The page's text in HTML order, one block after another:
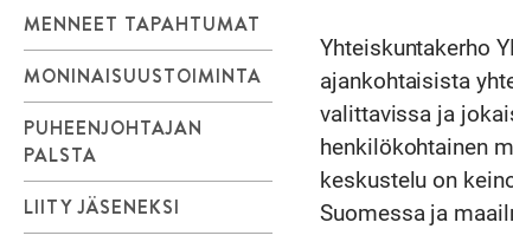
MENNEET TAPAHTUMAT
MONINAISUUSTOIMINTA
PUHEENJOHTAJAN
PALSTA
LIITY JÄSENEKSI
Yhteiskuntakerho
ajankohtaisista
valittavissa ja
henkilökohtainen
keskustelu on
Suomessa ja